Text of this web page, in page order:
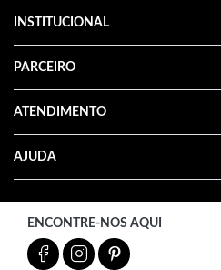
INSTITUCIONAL
PARCEIRO
ATENDIMENTO
AJUDA
ENCONTRE-NOS AQUI